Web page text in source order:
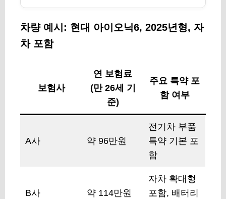
차량 예시: 현대 아이오닉6, 2025년형, 자
차 포함
보험사
연 보험료
(만 26세 기
준)
주요 특약 포
함 여부
A사 약 96만원
전기차 부품
특약 기본 포
함
B사 약 114만원
자차 확대형
포함, 배터리